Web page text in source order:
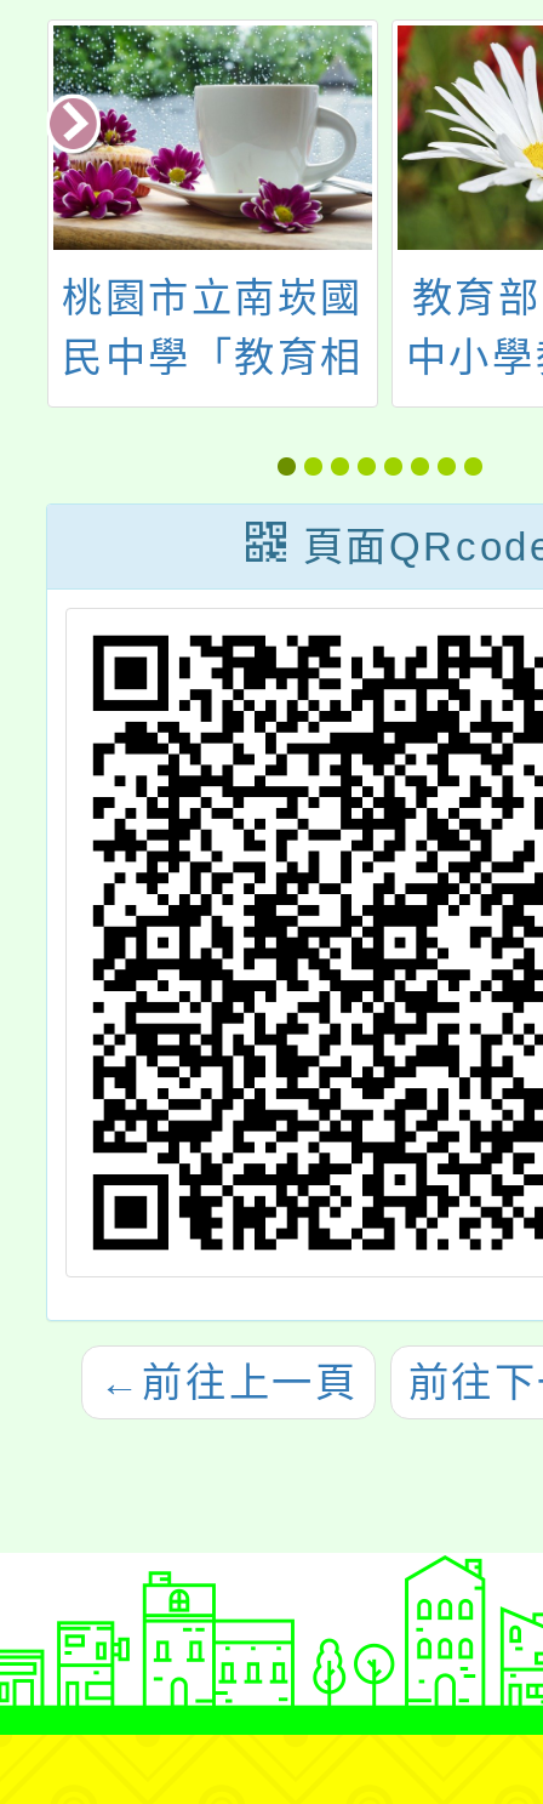
崁國
育相
密影
教育部113年度
中小學教師專業
學習社群召集人
（講師）培訓課
程
頁面
← 前往上一頁 前往